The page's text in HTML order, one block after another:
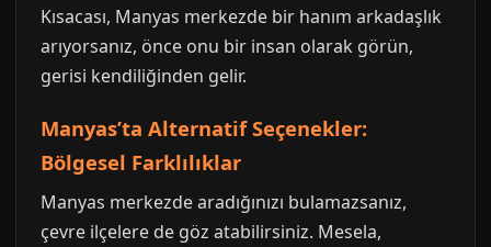
Kısacası, Manyas merkezde bir hanım arkadaşlık
arıyorsanız, önce onu bir insan olarak görün,
gerisi kendiliğinden gelir.
Manyas’ta Alternatif Seçenekler:
Bölgesel Farklılıklar
Manyas merkezde aradığınızı bulamazsanız,
çevre ilçelere de göz atabilirsiniz. Mesela,